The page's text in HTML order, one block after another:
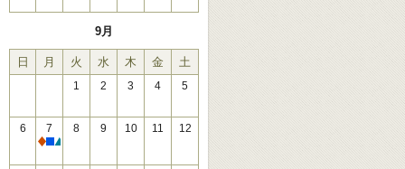
9月
日 月 火 水 木 金 土
1 2 3 4 5
6
7
休館
8 9 10 11 12